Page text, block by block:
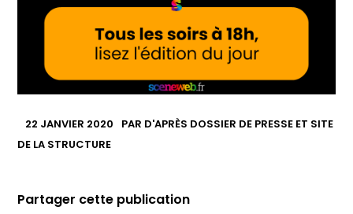
22 JANVIER 2020 PAR D'APRÈS DOSSIER DE PRESSE ET SITE
DE LA STRUCTURE
Partager cette publication